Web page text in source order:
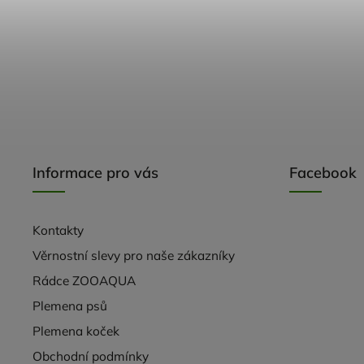
Informace pro vás
Kontakty
Věrnostní slevy pro naše zákazníky
Rádce ZOOAQUA
Plemena psů
Plemena koček
Obchodní podmínky
Facebook